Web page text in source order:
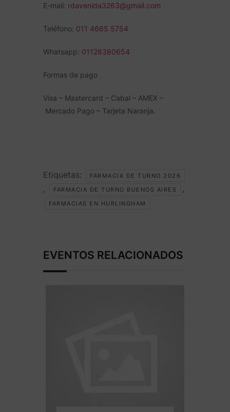
E-mail: rdavenida3263@gmail.com
Teléfono: 011 4665 5754
Whatsapp: 01128380654
Formas de pago
Visa – Mastercard – Cabal – AMEX –
Mercado Pago – Tarjeta Naranja.
Etiquetas: FARMACIA DE TURNO 2026
, FARMACIA DE TURNO BUENOS AIRES ,
FARMACIAS EN HURLINGHAM
EVENTOS RELACIONADOS